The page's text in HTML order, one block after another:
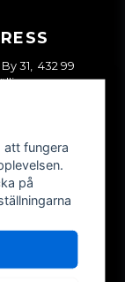
31, 432 99
att fungera
på